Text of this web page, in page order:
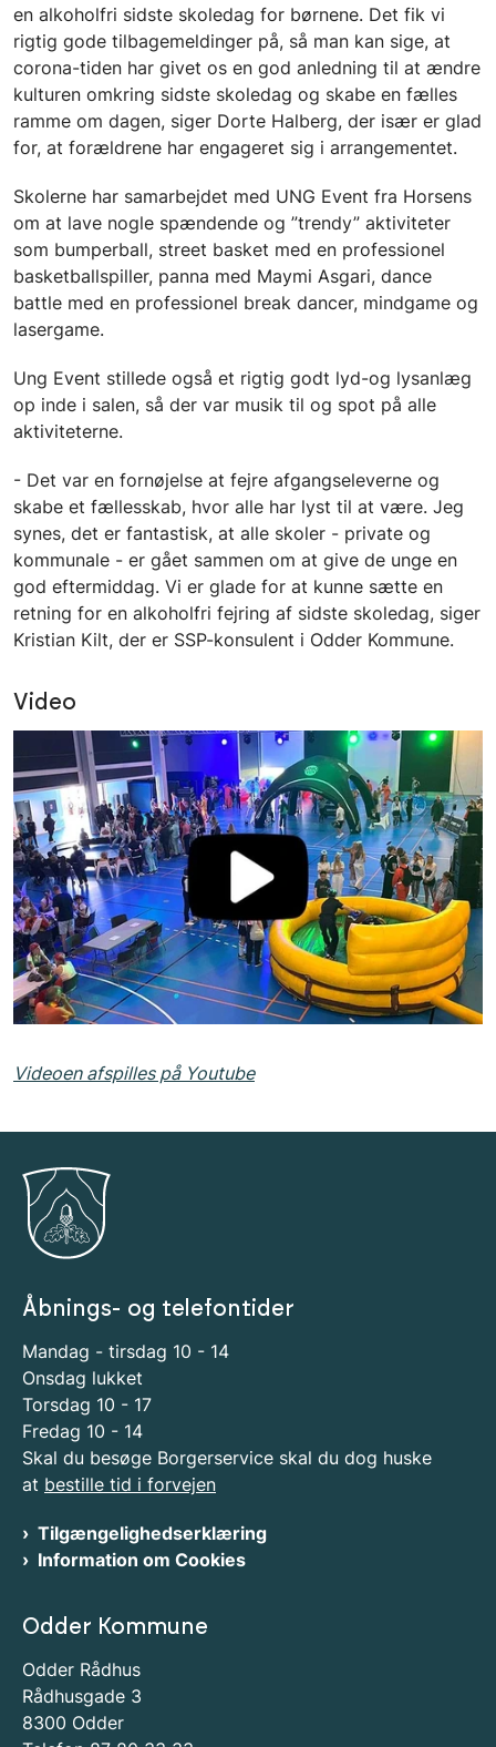
en alkoholfri sidste skoledag for børnene. Det fik vi
rigtig gode tilbagemeldinger på, så man kan sige, at
corona-tiden har givet os en god anledning til at ændre
kulturen omkring sidste skoledag og skabe en fælles
ramme om dagen, siger Dorte Halberg, der især er glad
for, at forældrene har engageret sig i arrangementet.
Skolerne har samarbejdet med UNG Event fra Horsens
om at lave nogle spændende og ”trendy” aktiviteter
som bumperball, street basket med en professionel
basketballspiller, panna med Maymi Asgari, dance
battle med en professionel break dancer, mindgame og
lasergame.
Ung Event stillede også et rigtig godt lyd-og lysanlæg
op inde i salen, så der var musik til og spot på alle
aktiviteterne.
- Det var en fornøjelse at fejre afgangseleverne og
skabe et fællesskab, hvor alle har lyst til at være. Jeg
synes, det er fantastisk, at alle skoler - private og
kommunale - er gået sammen om at give de unge en
god eftermiddag. Vi er glade for at kunne sætte en
retning for en alkoholfri fejring af sidste skoledag, siger
Kristian Kilt, der er SSP-konsulent i Odder Kommune.
Video
Videoen afspilles på Youtube
Åbnings- og telefontider
Mandag - tirsdag 10 - 14
Onsdag lukket
Torsdag 10 - 17
Fredag 10 - 14
Skal du besøge Borgerservice skal du dog huske
at bestille tid i forvejen
Tilgængelighedserklæring
Information om Cookies
Odder Kommune
Odder Rådhus
Rådhusgade 3
8300 Odder